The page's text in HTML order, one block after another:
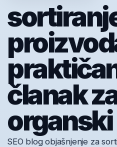
članak
SEO blog objašnjenje za